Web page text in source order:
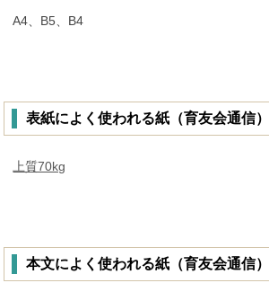
A4、B5、B4
表紙によく使われる紙（育友会通信）
上質70kg
本文によく使われる紙（育友会通信）